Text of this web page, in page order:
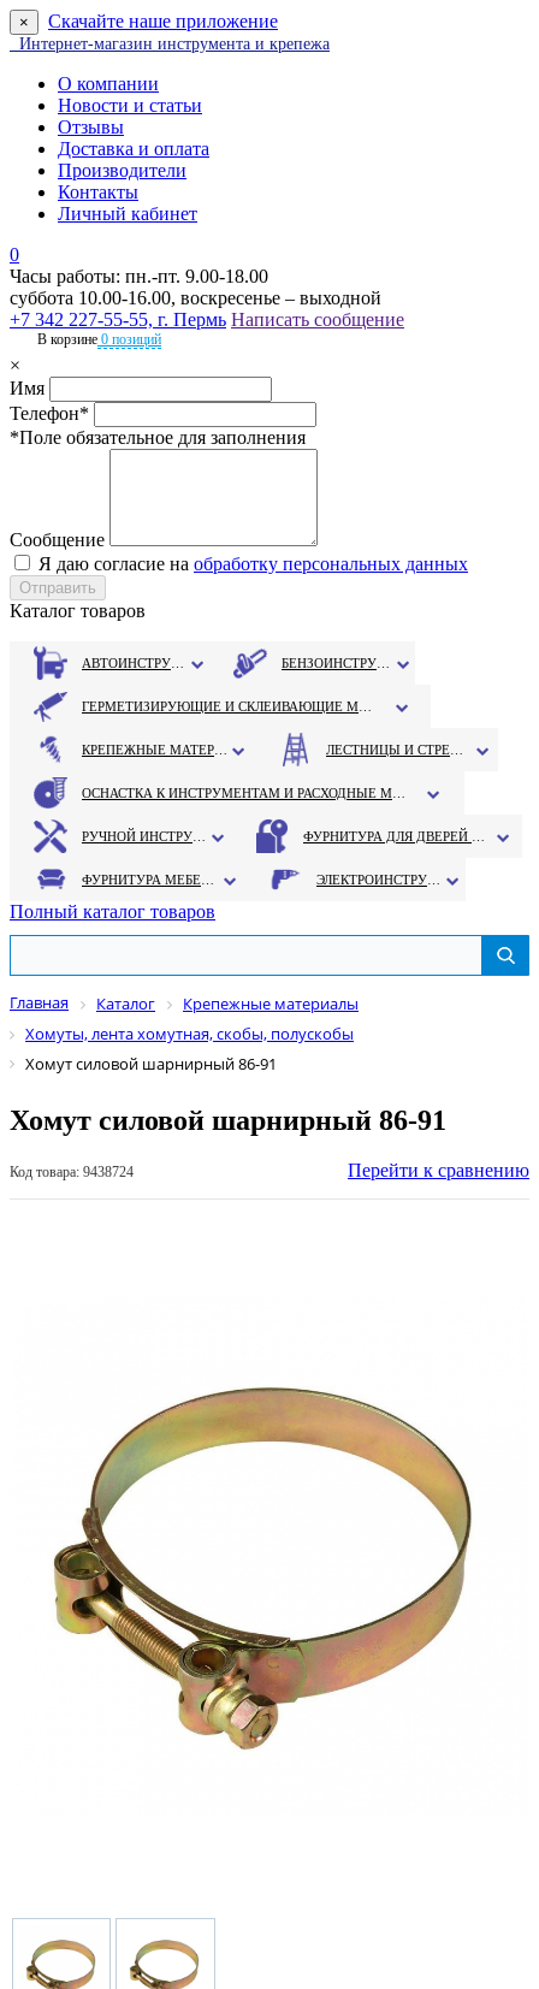
× Скачайте наше приложение
Интернет-магазин инструмента и крепежа
О компании
Новости и статьи
Отзывы
Доставка и оплата
Производители
Контакты
Личный кабинет
0
Часы работы: пн.-пт. 9.00-18.00
суббота 10.00-16.00, воскресенье – выходной
+7 342 227-55-55, г. Пермь Написать сообщение
В корзине 0 позиций
×
Имя
Телефон*
*Поле обязательное для заполнения
Сообщение
Я даю согласие на обработку персональных данных
Каталог товаров
Полный каталог товаров
Главная Каталог
Крепежные материалы
Хомуты, лента хомутная, скобы, полускобы
Хомут силовой шарнирный 86-91
Хомут силовой шарнирный 86-91
Код товара: 9438724 Перейти к сравнению